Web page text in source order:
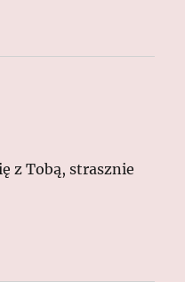
z Tobą, strasznie